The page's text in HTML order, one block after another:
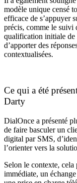
modèle unique censé
efficace de s’appuyer
précis, comme le suivi
qualification initiale de
d’apporter des
contextualisées.
Ce qui a été
Darty
DialOnce a présenté
de faire basculer un
digital par SMS,
l’orienter vers la
Selon le contexte, cela
immédiate, un